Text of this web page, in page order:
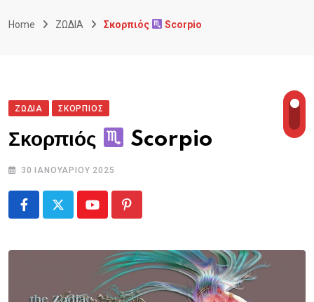
Home ΖΩΔΙΑ Σκορπιός Scorpio
ΖΩΔΙΑ ΣΚΟΡΠΙΟΣ
Σκορπιός Scorpio
30 ΙΑΝΟΥΑΡΊΟΥ 2025
YoutubePinterest